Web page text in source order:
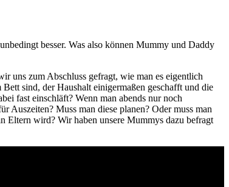
besser. Was also können Mummy und Daddy
uns zum Abschluss gefragt, wie man es eigentlich
sind, der Haushalt einigermaßen geschafft und die
fast einschläft? Wenn man abends nur noch
Auszeiten? Muss man diese planen? Oder muss man
Eltern wird? Wir haben unsere Mummys dazu befragt